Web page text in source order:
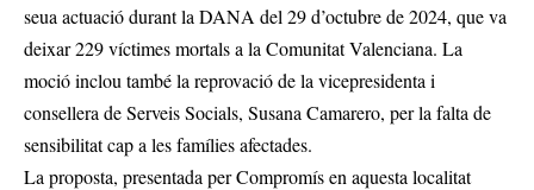
seua actuació durant la DANA del 29 d’octubre de 2024, que va
deixar 229 víctimes mortals a la Comunitat Valenciana. La
moció inclou també la reprovació de la vicepresidenta i
consellera de Serveis Socials, Susana Camarero, per la falta de
sensibilitat cap a les famílies afectades.
La proposta, presentada per Compromís en aquesta localitat